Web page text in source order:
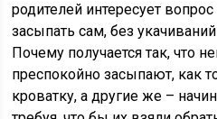
родителей интересует
засыпать сам, без
Почему получается так, что
преспокойно засыпают, как
кроватку, а другие же –